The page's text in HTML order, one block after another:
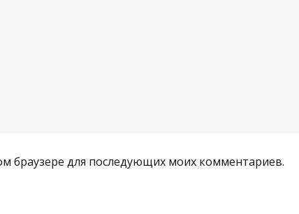
браузере для последующих моих комментариев.